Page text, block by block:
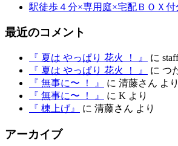
駅徒歩４分×専用庭×宅配ＢＯＸ付
最近のコメント
『 夏は やっぱり 花火 ！ 』 に staff
『 夏は やっぱり 花火 ！ 』
に つ
『 無事に〜 ！ 』
に 清藤さん より
『 無事に〜 ！ 』
に K より
『 棟上げ』
に 清藤さん より
アーカイブ